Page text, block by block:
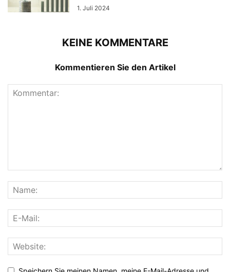
1. Juli 2024
KEINE KOMMENTARE
Kommentieren Sie den Artikel